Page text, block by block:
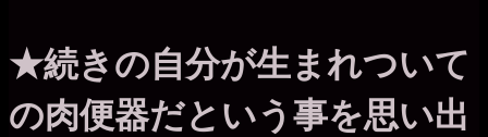
★続きの自分が生まれついて
の肉便器だという事を思い出